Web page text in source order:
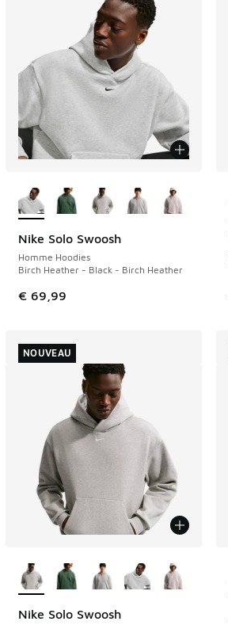
Nike Solo Swoosh
Homme Hoodies
Birch Heather - Black - Birch Heather
€ 69,99
NOUVEAU
Nike Solo Swoosh
NOUVEAU
NOUVEAU